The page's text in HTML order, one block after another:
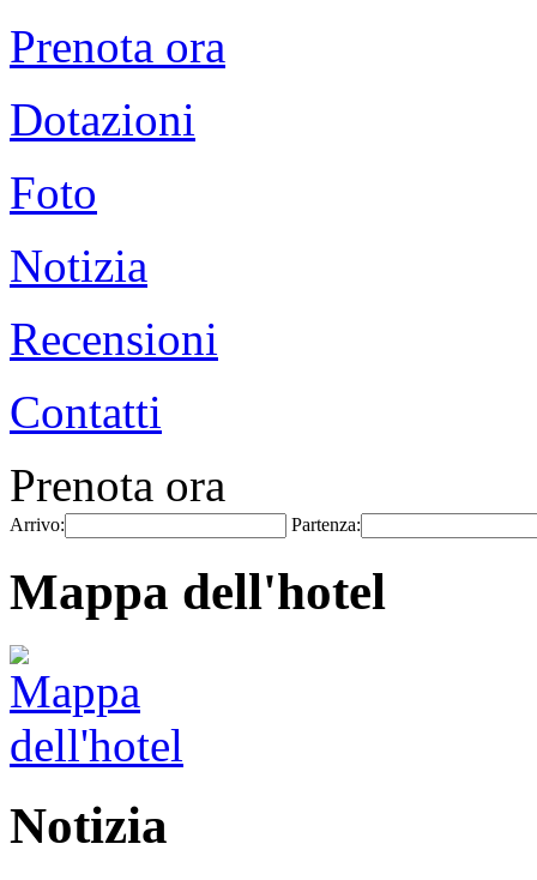
Prenota ora
Dotazioni
Foto
Notizia
Recensioni
Contatti
Prenota ora
Arrivo: Partenza:
Mappa dell'hotel
Notizia